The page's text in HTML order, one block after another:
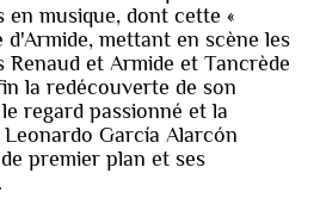
en musique, dont cette «
d'Armide, mettant en scène les
Renaud et Armide et Tancrède
la redécouverte de son
regard passionné et la
García Alarcón
premier plan et ses